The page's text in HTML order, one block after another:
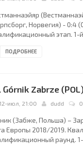
Норвегия) - 0:4
этап. 1-
Облачно. +10°C.
21.
ПОДРОБНЕЕ
Górnik Zabrze
12-июл, 21:00 dudd 0
(Забже, Польша) –
Европы 2018/2019.
раунд. 1-